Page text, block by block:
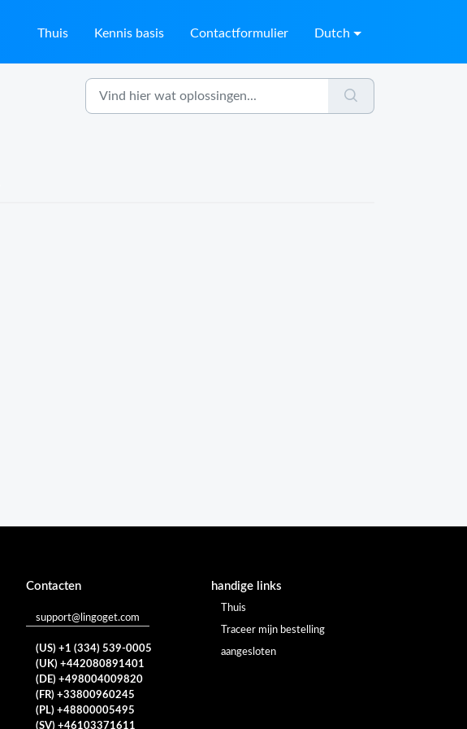
Thuis Kennis basis Contactformulier Dutch
Contacten
support@lingoget.com
(US) +1 (334) 539-0005
(UK) +442080891401
(DE) +498004009820
(FR) +33800960245
(PL) +48800005495
(SV) +46103371611
handige links
Thuis
Traceer mijn bestelling
aangesloten